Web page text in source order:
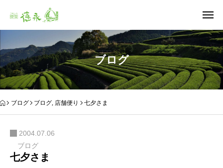
ブログ
ブログ ブログ, 店舗便り 七夕さま
2004.07.06
ブログ
七夕さま